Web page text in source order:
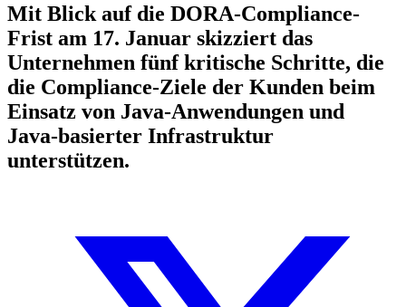
Mit Blick auf die DORA-Compliance-
Frist am 17. Januar skizziert das
Unternehmen fünf kritische Schritte, die
die Compliance-Ziele der Kunden beim
Einsatz von Java-Anwendungen und
Java-basierter Infrastruktur
unterstützen.